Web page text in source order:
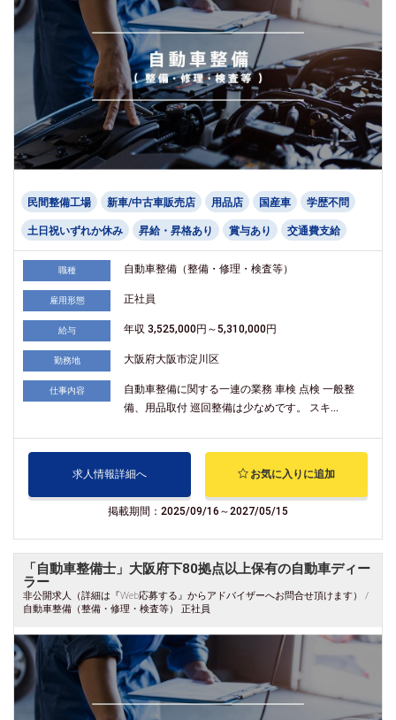
民間整備工場 新車/中古車販売店 用品店 国産車 学歴不問
土日祝いずれか休み 昇給・昇格あり 賞与あり 交通費支給
職種 自動車整備（整備・修理・検査等）
雇用形態 正社員
給与 年収 3,525,000円～5,310,000円
勤務地 大阪府大阪市淀川区
仕事内容
自動車整備に関する一連の業務 車検 点検 一般整
備、用品取付 巡回整備は少なめです。 スキ...
求人情報詳細へ お気に入りに追加
掲載期間：2025/09/16～2027/05/15
「自動車整備士」大阪府下80拠点以上保有の自動車ディー
ラー
非公開求人（詳細は『Web応募する』からアドバイザーへお問合せ頂けます） /
自動車整備（整備・修理・検査等） 正社員